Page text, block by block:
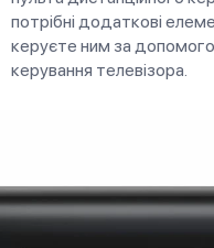
потрібні додаткові
керуєте ним за
керування телевізора.